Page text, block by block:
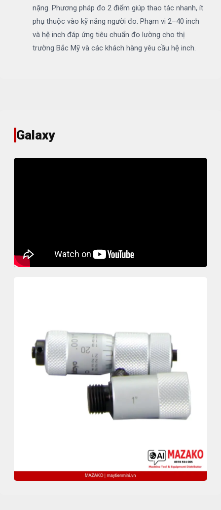
nặng. Phương pháp đo 2 điểm giúp thao tác nhanh, ít
phụ thuộc vào kỹ năng người đo. Phạm vi 2–40 inch
và hệ inch đáp ứng tiêu chuẩn đo lường cho thị
trường Bắc Mỹ và các khách hàng yêu cầu hệ inch.
Galaxy